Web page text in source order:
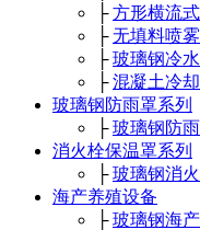
├方形横流
├无填料喷
├玻璃钢冷
├混凝土冷
玻璃钢防雨罩系列
├玻璃钢防
消火栓保温罩系列
├玻璃钢消
海产养殖设备
├玻璃钢海